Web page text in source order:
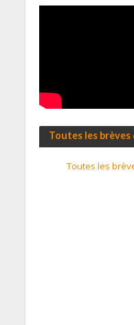
Toutes les brèves
Toutes les